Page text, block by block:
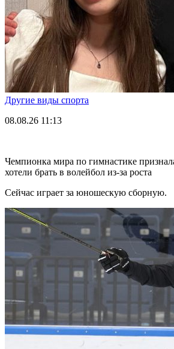
Другие виды спорта
08.08.26 11:13
Чемпионка мира по гимнастике
хотели брать в волейбол из-за роста
Сейчас играет за юношескую сборную.